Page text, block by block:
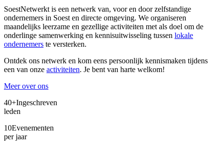
SoestNetwerkt is een netwerk van, voor en door zelfstandige
ondernemers in Soest en directe omgeving. We organiseren
maandelijks leerzame en gezellige activiteiten met als doel om de
onderlinge samenwerking en kennisuitwisseling tussen lokale
ondernemers te versterken.
Ontdek ons netwerk en kom eens persoonlijk kennismaken tijdens
een van onze activiteiten. Je bent van harte welkom!
Meer over ons
40+Ingeschreven
leden
10Evenementen
per jaar